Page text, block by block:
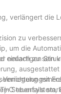
verlängert die
zu
um die
einfach zu sein
neuartigen
ausgestattet
mit
C ebenfalls